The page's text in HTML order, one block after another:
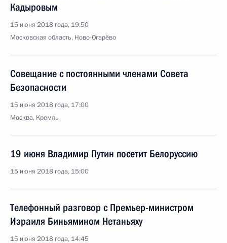
Кадыровым
15 июня 2018 года, 19:50
Московская область, Ново-Огарёво
Совещание с постоянными членами Совета
Безопасности
15 июня 2018 года, 17:00
Москва, Кремль
19 июня Владимир Путин посетит Белоруссию
15 июня 2018 года, 15:00
Телефонный разговор с Премьер-министром
Израиля Биньямином Нетаньяху
15 июня 2018 года, 14:45